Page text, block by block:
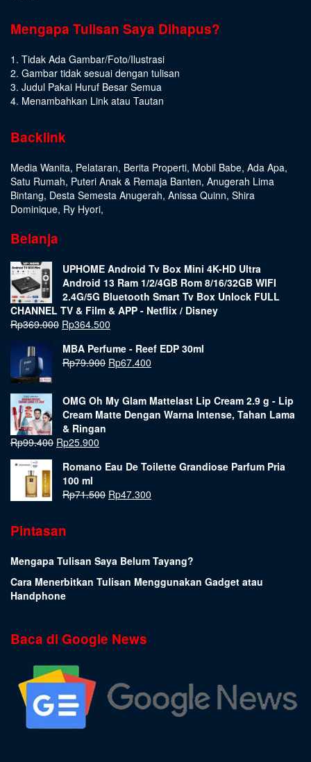
Mengapa Tulisan Saya Dihapus?
1. Tidak Ada Gambar/Foto/Ilustrasi
2. Gambar tidak sesuai dengan tulisan
3. Judul Pakai Huruf Besar Semua
4. Menambahkan Link atau Tautan
Backlink
Media Wanita, Pelataran, Berita Properti, Mobil Babe, Ada Apa,
Satu Rumah, Puteri Anak & Remaja Banten, Anugerah Lima
Bintang, Desta Semesta Anugerah, Anissa Quinn, Shira
Dominique, Ry Hyori,
Belanja
UPHOME Android Tv Box Mini 4K-HD Ultra
Android 13 Ram 1/2/4GB Rom 8/16/32GB WIFI
2.4G/5G Bluetooth Smart Tv Box Unlock FULL
CHANNEL TV & Film & APP - Netflix / Disney
Rp369.000 Rp364.500
MBA Perfume - Reef EDP 30ml
Rp79.900 Rp67.400
OMG Oh My Glam Mattelast Lip Cream 2.9 g - Lip
Cream Matte Dengan Warna Intense, Tahan Lama
& Ringan
Rp99.400 Rp25.900
Romano Eau De Toilette Grandiose Parfum Pria
100 ml
Rp71.500 Rp47.300
Pintasan
Mengapa Tulisan Saya Belum Tayang?
Cara Menerbitkan Tulisan Menggunakan Gadget atau
Handphone
Baca di Google News